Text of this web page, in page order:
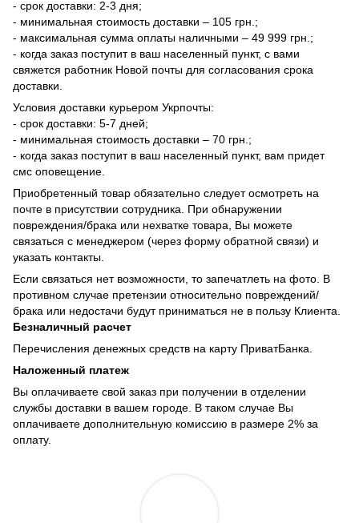
- срок доставки: 2-3 дня;
- минимальная стоимость доставки – 105 грн.;
- максимальная сумма оплаты наличными – 49 999 грн.;
- когда заказ поступит в ваш населенный пункт, с вами
свяжется работник Новой почты для согласования срока
доставки.
Условия доставки курьером Укрпочты:
- срок доставки: 5-7 дней;
- минимальная стоимость доставки – 70 грн.;
- когда заказ поступит в ваш населенный пункт, вам придет
смс оповещение.
Приобретенный товар обязательно следует осмотреть на
почте в присутствии сотрудника. При обнаружении
повреждения/брака или нехватке товара, Вы можете
связаться с менеджером (через форму обратной связи) и
указать контакты.
Если связаться нет возможности, то запечатлеть на фото. В
противном случае претензии относительно повреждений/
брака или недостачи будут приниматься не в пользу Клиента.
Безналичный расчет
Перечисления денежных средств на карту ПриватБанка.
Наложенный платеж
Вы оплачиваете свой заказ при получении в отделении
службы доставки в вашем городе. В таком случае Вы
оплачиваете дополнительную комиссию в размере 2% за
оплату.